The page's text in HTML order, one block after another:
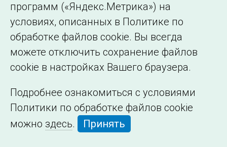
программ («Яндекс.Метрика») на
условиях, описанных в Политике по
обработке файлов cookie. Вы всегда
можете отключить сохранение файлов
cookie в настройках Вашего браузера.
Подробнее ознакомиться с условиями
Политики по обработке файлов cookie
можно здесь. Принять